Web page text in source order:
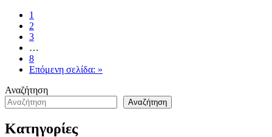
1
2
3
…
8
Επόμενη σελίδα: »
Αναζήτηση
Αναζήτηση
Κατηγορίες